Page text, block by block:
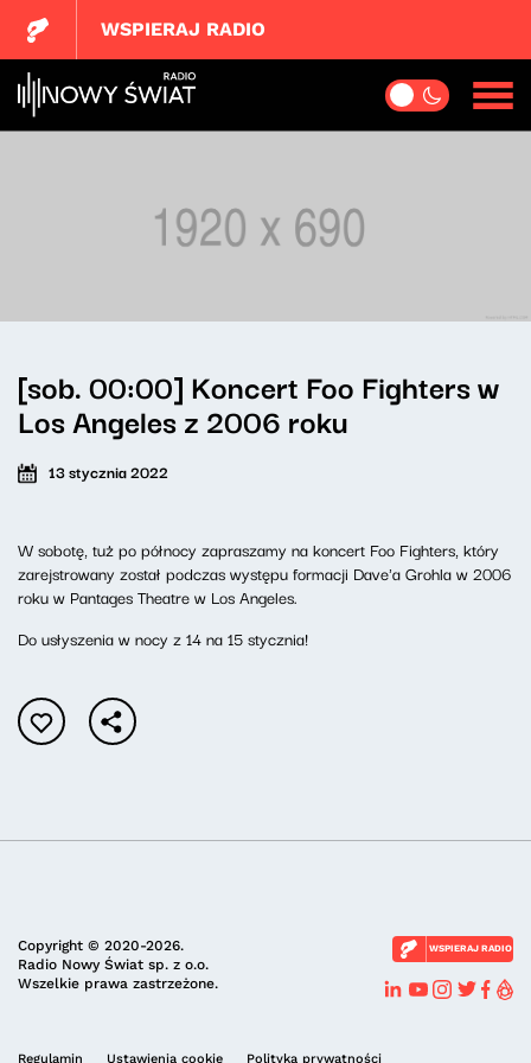
WSPIERAJ RADIO
[sob. 00:00] Koncert Foo Fighters w
Los Angeles z 2006 roku
13 stycznia 2022
W sobotę, tuż po północy zapraszamy na koncert Foo Fighters, który
zarejstrowany został podczas występu formacji Dave'a Grohla w 2006
roku w Pantages Theatre w Los Angeles.
Do usłyszenia w nocy z 14 na 15 stycznia!
Copyright © 2020-2026.
Radio Nowy Świat sp. z o.o.
Wszelkie prawa zastrzeżone.
WSPIERAJ RADIO
Regulamin Ustawienia cookie Polityka prywatności